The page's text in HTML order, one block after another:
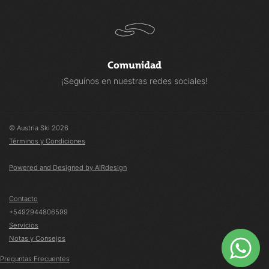
Comunidad
¡Seguínos en nuestras redes sociales!
© Austria Ski 2026
Términos y Condiciones
Powered and Designed by AIRdesign
Contacto
+5492944806599
Servicios
Notas y Consejos
Preguntas Frecuentes